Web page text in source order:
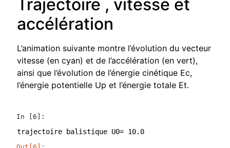
Trajectoire , vitesse et
accélération
L’animation suivante montre l’évolution du vecteur
vitesse (en cyan) et de l’accélération (en vert),
ainsi que l’évolution de l’énergie cinétique Ec,
l’énergie potentielle Up et l’énergie totale Et.
In [6]: